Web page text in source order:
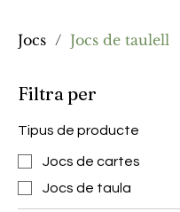
Jocs / Jocs de taulell
Filtra per
Tipus de producte
Jocs de cartes
Jocs de taula